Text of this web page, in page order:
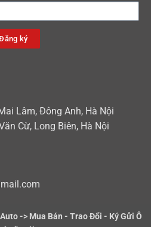
ký
Lâm, Đông Anh, Hà Nội
Cừ, Long Biên, Hà Nội
-> Mua Bán - Trao Đổi - Ký Gửi Ô